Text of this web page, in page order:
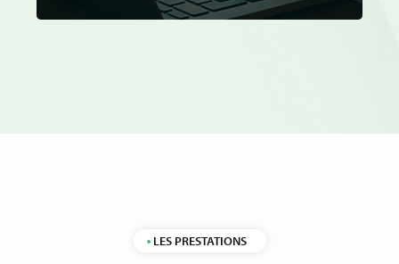
LES PRESTATIONS